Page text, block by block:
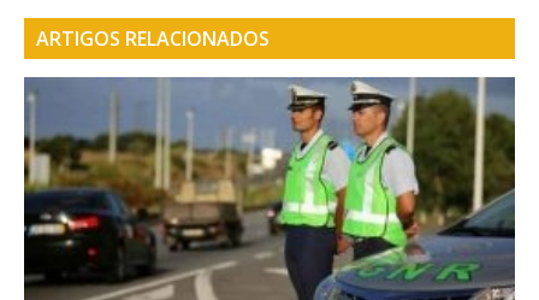
ARTIGOS RELACIONADOS